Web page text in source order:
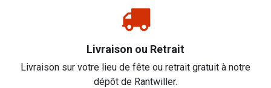
Livraison ou Retrait
Livraison sur votre lieu de fête ou retrait gratuit à notre
dépôt de Rantwiller.